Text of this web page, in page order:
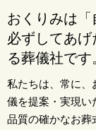
おくりみは
必ずしてあ
る葬儀社です
私たちは、常に、
儀を提案・実現い
品質の確かなお葬